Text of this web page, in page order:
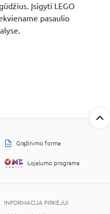
Įsigyti LEGO
pasaulio
Grąžinimo forma
Lojalumo programa
INFORMACIJA PIRKĖJUI